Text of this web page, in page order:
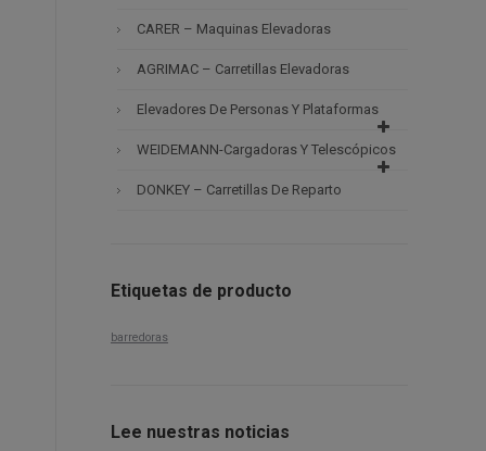
CARER – Maquinas Elevadoras
AGRIMAC – Carretillas Elevadoras
Elevadores De Personas Y Plataformas
WEIDEMANN-Cargadoras Y Telescópicos
DONKEY – Carretillas De Reparto
Etiquetas de producto
barredoras
Lee nuestras noticias